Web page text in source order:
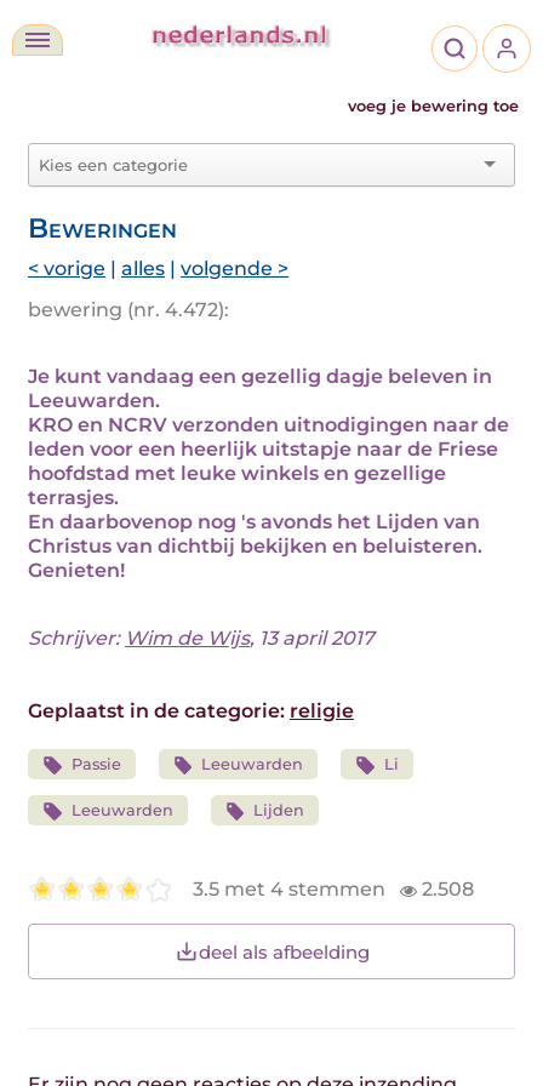
voeg je bewering toe
Beweringen
< vorige | alles | volgende >
bewering (nr. 4.472):
Je kunt vandaag een gezellig dagje beleven in
Leeuwarden.
KRO en NCRV verzonden uitnodigingen naar de
leden voor een heerlijk uitstapje naar de Friese
hoofdstad met leuke winkels en gezellige
terrasjes.
En daarbovenop nog 's avonds het Lijden van
Christus van dichtbij bekijken en beluisteren.
Genieten!
Schrijver: Wim de Wijs, 13 april 2017
Geplaatst in de categorie: religie
Passie Leeuwarden Li
Leeuwarden Lijden
3.5 met 4 stemmen 2.508
deel als afbeelding